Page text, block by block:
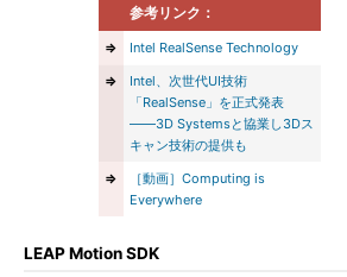
参考リンク：
⇒
Intel RealSense Technology
⇒
Intel、次世代UI技術
「RealSense」を正式発表
――3D Systemsと協業し3Dス
キャン技術の提供も
⇒
［動画］Computing is
Everywhere
LEAP Motion SDK